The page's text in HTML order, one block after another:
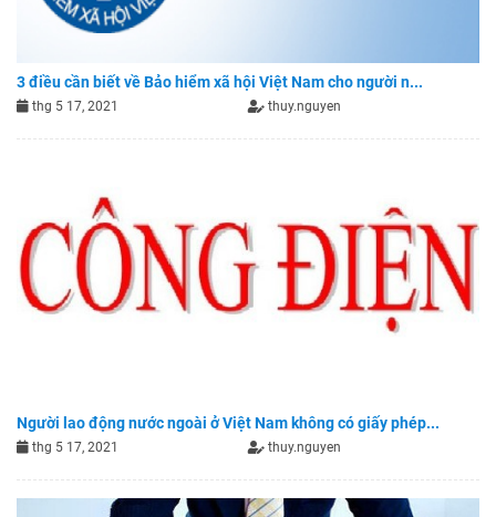
3 điều cần biết về Bảo hiểm xã hội Việt Nam cho người n...
thg 5 17, 2021 thuy.nguyen
Người lao động nước ngoài ở Việt Nam không có giấy phép...
thg 5 17, 2021 thuy.nguyen